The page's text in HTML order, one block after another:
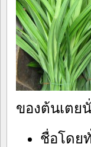
ของต้นเตย
ชื่อโดย